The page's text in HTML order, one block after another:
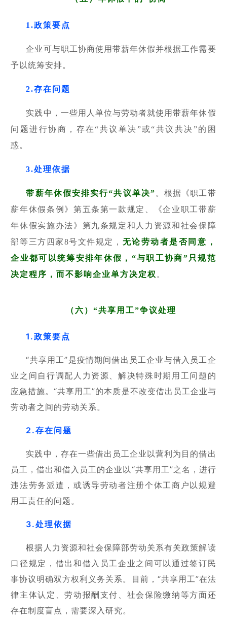
1.政策要点
企业可与职工协商使用带薪年休假并根据工作需要
予以统筹安排。
2.存在问题
实践中，一些用人单位与劳动者就使用带薪年休假
问题进行协商，存在“共议单决”或“共议共决”的困
惑。
3.处理依据
带薪年休假安排实行“共议单决” 。根据《职工带
薪年休假条例》第五条第一款规定、《企业职工带薪
年休假实施办法》第九条规定和人力资源和社会保障
部等三方四家8号文件规定， 无论劳动者是否同意，
企业都可以统筹安排年休假，“与职工协商”只规范
决定程序，而不影响企业单方决定权 。
（六）“共享用工”争议处理
1.政策要点
“共享用工”是疫情期间借出员工企业与借入员工企
业之间自行调配人力资源、解决特殊时期用工问题的
应急措施。“共享用工”的本质是不改变借出员工企业与
劳动者之间的劳动关系。
2.存在问题
实践中，存在一些借出员工企业以营利为目的借出
员工，借出和借入员工的企业以“共享用工”之名，进行
违法劳务派遣，或诱导劳动者注册个体工商户以规避
用工责任的问题。
3.处理依据
根据人力资源和社会保障部劳动关系有关政策解读
口径规定，借出和借入员工企业之间可以通过签订民
事协议明确双方权利义务关系。目前，“共享用工”在法
律主体认定、劳动报酬支付、社会保险缴纳等方面还
存在制度盲点，需要深入研究。